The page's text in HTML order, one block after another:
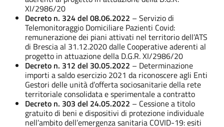
XI/2986/20
Decreto n. 324 del 08.06.2022 – Servizio di
Telemonitoraggio Domiciliare Pazienti Covid:
remunerazione dei piani attivati nel territorio dell’ATS
di Brescia al 31.12.2020 dalle Cooperative aderenti al
progetto in attuazione della D.G.R. XI/2986/20
Decreto n. 312 del 30.05.2022 – Determinazione
importi a saldo esercizio 2021 da riconoscere agli Enti
Gestori delle unità d’offerta sociosanitarie della rete
territoriale consolidata e sperimentale a contratto
Decreto n. 303 del 24.05.2022 – Cessione a titolo
gratuito di beni e dispositivi di protezione individuale
nell’ambito dell’emergenza sanitaria COVID-19: esiti